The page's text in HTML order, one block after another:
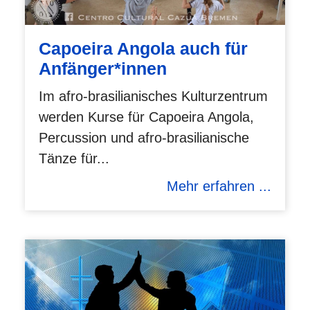
Capoeira Angola auch für
Anfänger*innen
Im afro-brasilianisches Kulturzentrum
werden Kurse für Capoeira Angola,
Percussion und afro-brasilianische
Tänze für...
Mehr erfahren ...